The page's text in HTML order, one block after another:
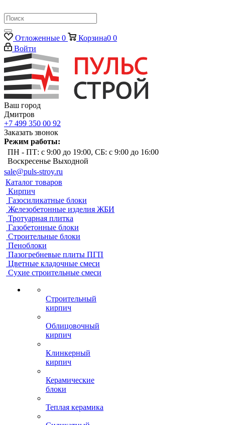
Отложенные 0 Корзина0 0
Войти
Ваш город
Дмитров
+7 499 350 00 92
Заказать звонок
Режим работы:
ПН - ПТ: с 9:00 до 19:00, СБ: с 9:00 до 16:00
Воскресенье Выходной
sale@puls-stroy.ru
Каталог товаров
Кирпич
Газосиликатные блоки
Железобетонные изделия ЖБИ
Тротуарная плитка
Газобетонные блоки
Строительные блоки
Пеноблоки
Пазогребневые плиты ПГП
Цветные кладочные смеси
Сухие строительные смеси
Строительный
кирпич
Облицовочный
кирпич
Клинкерный
кирпич
Керамические
блоки
Теплая керамика